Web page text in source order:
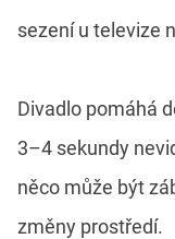
sezení u televize
Divadlo pomáhá
3–4 sekundy
něco může být
změny prostředí.